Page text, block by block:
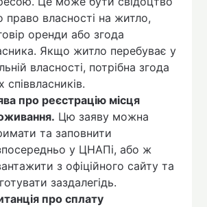
право власності на житло,
оренди або згода
Якщо житло перебуває у
власності, потрібна згода
співвласників.
про реєстрацію місця
Цю заяву можна
та заповнити
у ЦНАПі, або ж
з офіційного сайту та
заздалегідь.
про сплату